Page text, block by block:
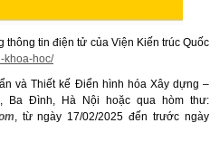
tin điện tử của Viện Kiến trúc Quốc
khoa-hoc/
và Thiết kế Điển hình hóa Xây dựng –
Ba Đình, Hà Nội hoặc qua hòm thư:
, từ ngày 17/02/2025 đến trước ngày